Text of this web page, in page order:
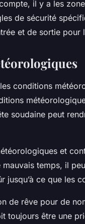
il y a les
de sécurité
et de sortie pour
conditions
soudaine peut
et
temps, il
ce que les
de rêve pour de
toujours être une